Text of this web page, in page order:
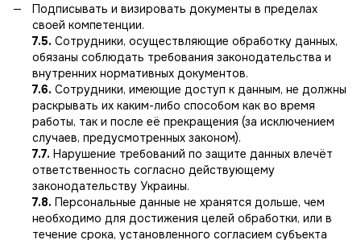
Подписывать и визировать документы в пределах
своей компетенции.
7.5. Сотрудники, осуществляющие обработку данных,
обязаны соблюдать требования законодательства и
внутренних нормативных документов.
7.6. Сотрудники, имеющие доступ к данным, не должны
раскрывать их каким-либо способом как во время
работы, так и после её прекращения (за исключением
случаев, предусмотренных законом).
7.7. Нарушение требований по защите данных влечёт
ответственность согласно действующему
законодательству Украины.
7.8. Персональные данные не хранятся дольше, чем
необходимо для достижения целей обработки, или в
течение срока, установленного согласием субъекта